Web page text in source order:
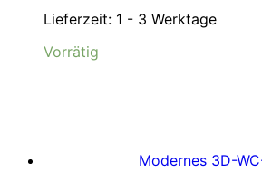
Lieferzeit: 1 - 3 Werktage
Vorrätig
Modernes 3D-